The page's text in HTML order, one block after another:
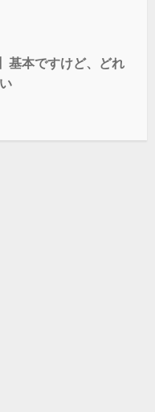
基本ですけど、どれ